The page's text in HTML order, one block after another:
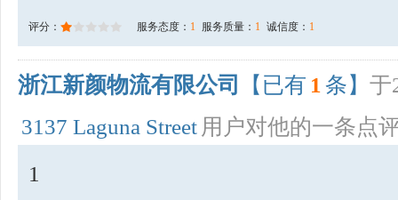
评分： 服务态度： 1 服务质量： 1 诚信度： 1
浙江新颜物流有限公司 【已有 1 条】 于
3137 Laguna Street 用户对他的一条点
1